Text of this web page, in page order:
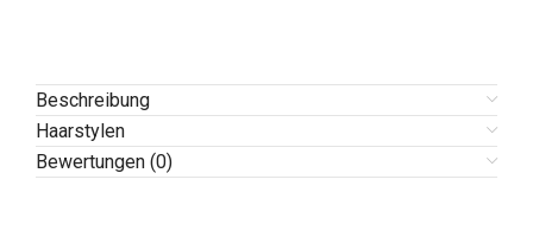
Beschreibung
Haarstylen
Bewertungen (0)